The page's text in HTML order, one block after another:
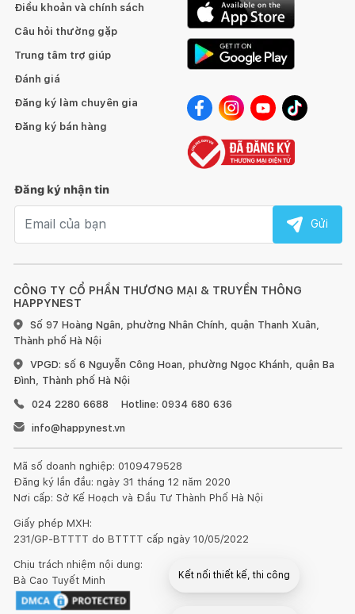
CÔNG TY CỔ PHẦN THƯƠNG MẠI & TRUYỀN THÔNG
HAPPYNEST
Số 97 Hoàng Ngân, phường Nhân Chính, quận Thanh Xuân,
Thành phố Hà Nội
VPGD: số 6 Nguyễn Công Hoan, phường Ngọc Khánh, quận Ba
Đình, Thành phố Hà Nội
024 2280 6688
Hotline: 0934 680 636
info@happynest.vn
Mã số doanh nghiệp: 0109479528
Đăng ký lần đầu: ngày 31 tháng 12 năm 2020
Nơi cấp: Sở Kế Hoạch và Đầu Tư Thành Phố Hà Nội
Giấy phép MXH:
231/GP-BTTTT do BTTTT cấp ngày 10/05/2022
Chịu trách nhiệm nội dung:
Bà Cao Tuyết Minh
Điều khoản và chính sách
Câu hỏi thường gặp
Trung tâm trợ giúp
Đánh giá
Đăng ký làm chuyên gia
Đăng ký bán hàng
Đăng ký nhận tin
Gửi
Kết nối thiết kế, thi công